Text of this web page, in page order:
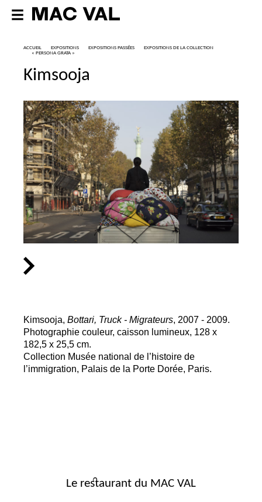
ACCUEIL EXPOSITIONS EXPOSITIONS PASSÉES
EXPOSITIONS DE LA COLLECTION
« PERSONA GRATA »
Kimsooja
Kimsooja, Bottari, Truck - Migrateurs, 2007 - 2009.
Photographie couleur, caisson lumineux, 128 x
182,5 x 25,5 cm.
Collection Musée national de l’histoire de
l’immigration, Palais de la Porte Dorée, Paris.
Le restaurant du MAC VAL